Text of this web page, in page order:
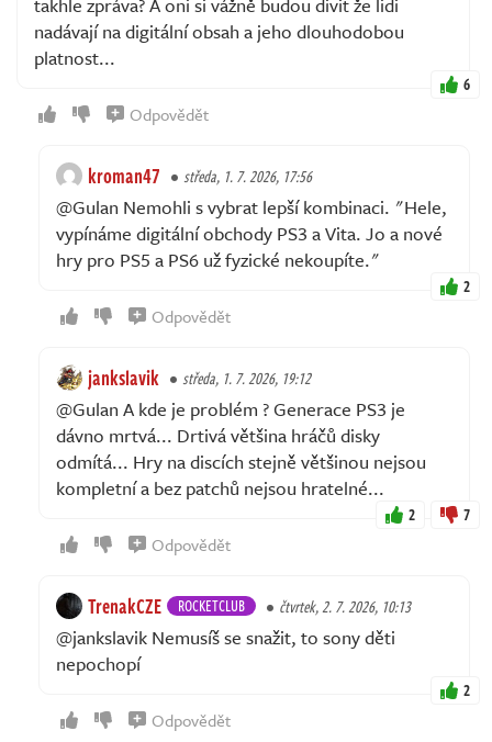
nadávají na digitální obsah a jeho dlouhodobou
platnost...
6
Odpovědět
kroman47 středa, 1. 7. 2026, 17:56
@Gulan Nemohli s vybrat lepší kombinaci. "Hele,
vypínáme digitální obchody PS3 a Vita. Jo a nové
hry pro PS5 a PS6 už fyzické nekoupíte."
2
Odpovědět
jankslavik středa, 1. 7. 2026, 19:12
@Gulan A kde je problém ? Generace PS3 je
dávno mrtvá... Drtivá většina hráčů disky
odmítá... Hry na discích stejně většinou nejsou
kompletní a bez patchů nejsou hratelné...
2 7
Odpovědět
TrenakCZE ROCKETCLUB čtvrtek, 2. 7. 2026, 10:13
@jankslavik Nemusíš se snažit, to sony děti
nepochopí
2
Odpovědět